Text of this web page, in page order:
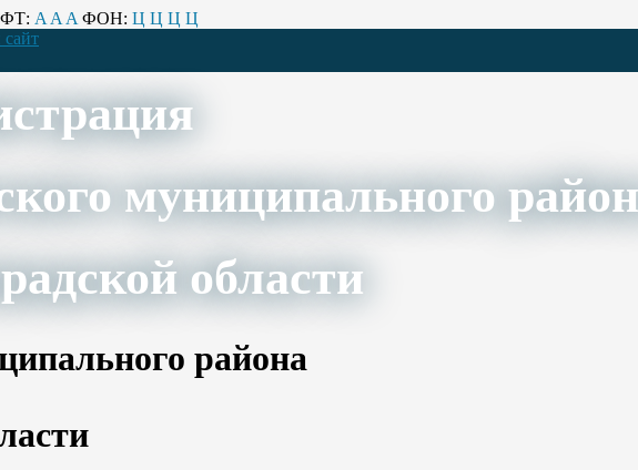
A A A ФОН: Ц Ц Ц Ц
муниципального
области
района